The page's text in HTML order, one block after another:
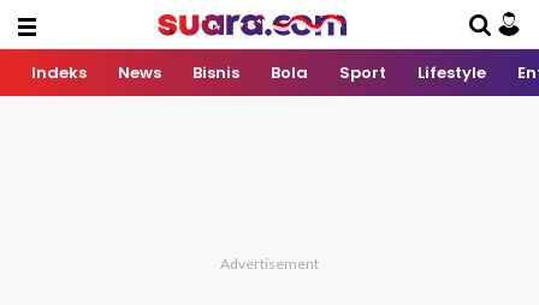
Indeks News Bisnis Bola Sport Lifestyle